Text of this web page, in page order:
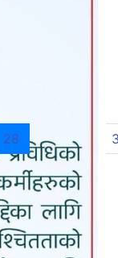
28 (current)
29 30